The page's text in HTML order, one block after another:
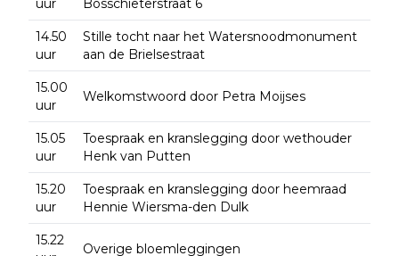
uur
Bosschieterstraat 6
14.50
uur
Stille tocht naar het Watersnoodmonument
aan de Brielsestraat
15.00
uur
Welkomstwoord door Petra Moijses
15.05
uur
Toespraak en kranslegging door wethouder
Henk van Putten
15.20
uur
Toespraak en kranslegging door heemraad
Hennie Wiersma-den Dulk
15.22
Overige bloemleggingen